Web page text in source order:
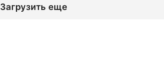
Загрузить еще